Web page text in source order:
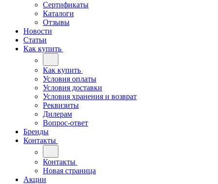
Сертификаты
Каталоги
Отзывы
Новости
Статьи
Как купить
Как купить
Условия оплаты
Условия доставки
Условия хранения и возврат
Реквизиты
Дилерам
Вопрос-ответ
Бренды
Контакты
Контакты
Новая страница
Акции